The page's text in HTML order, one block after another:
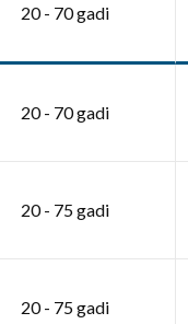
20 - 70 gadi
20 - 70 gadi
20 - 75 gadi
20 - 75 gadi